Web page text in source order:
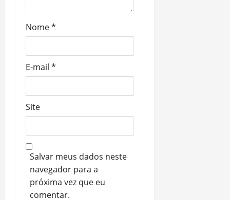
Nome*
E-mail *
Site
Salvar meus dados neste
navegador para a
próxima vez que eu
comentar.